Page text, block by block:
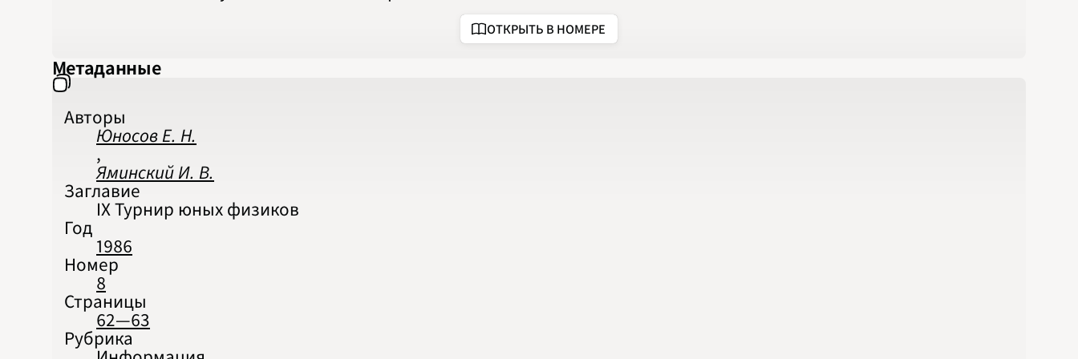
2021
2022
2023
ОТКРЫТЬ В НОМЕРЕ
Метаданные
Авторы
Юносов Е. Н.
,
Яминский И. В.
Заглавие
IX Турнир юных физиков
Год
1986
Номер
8
Страницы
62—63
Рубрика